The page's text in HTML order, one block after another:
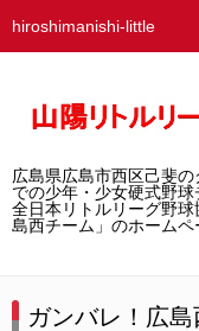
hiroshimanishi-little
広島県広島市西区己斐
での少年・少女硬式野球
全日本リトルリーグ野
島西チーム」のホームペ
広島西チームとは
選手募集／体験・見
ガンバレ！広